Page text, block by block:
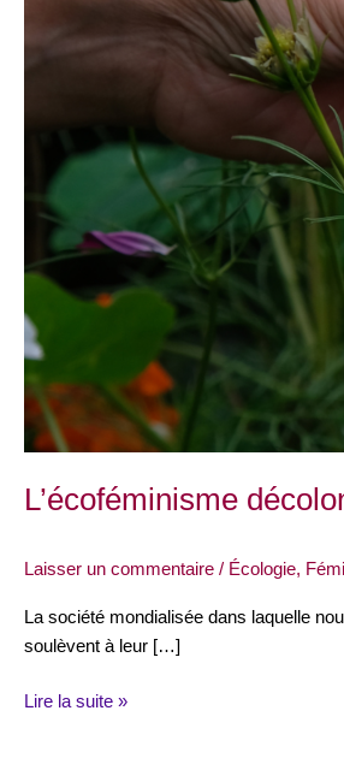
L’écoféminisme
Laisser un commentaire / Écologie,
La société mondialisée dans laquelle
soulèvent à leur […]
Lire la suite »